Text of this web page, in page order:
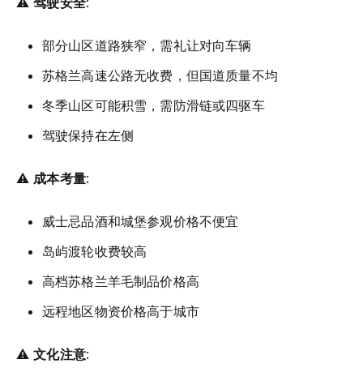
部分山区道路狭窄，需礼让对向车辆
苏格兰高速公路无收费，但国道质量不均
冬季山区可能积雪，需防滑链或四驱车
驾驶保持在左侧
⚠️ 成本考量:
威士忌品酒和城堡参观价格不便宜
岛屿渡轮收费较高
高档苏格兰羊毛制品价格高
远程地区物资价格高于城市
⚠️文化注意: